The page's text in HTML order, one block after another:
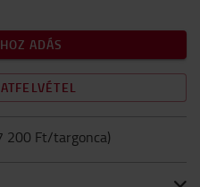
ADÁS
200 Ft/targonca)